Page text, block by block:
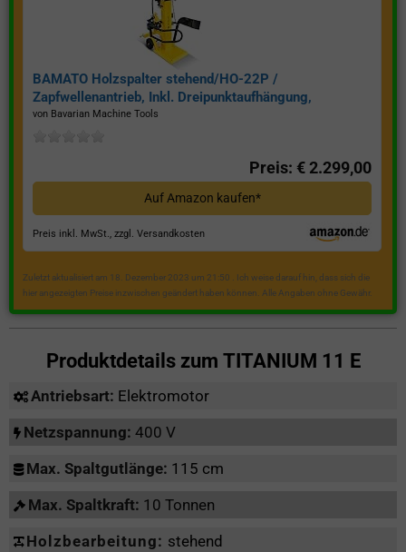
BAMATO Holzspalter stehend/HO-22P /
Zapfwellenantrieb, Inkl. Dreipunktaufhängung,
Spaltkraft 22 Tonnen*
von Bavarian Machine Tools
Preis: € 2.299,00
Auf Amazon kaufen*
Preis inkl. MwSt., zzgl. Versandkosten
Zuletzt aktualisiert am 18. Dezember 2023 um 21:50 . Ich weise darauf hin, dass sich die
hier angezeigten Preise inzwischen geändert haben können. Alle Angaben ohne Gewähr.
Produktdetails zum TITANIUM 11 E
Antriebsart: Elektromotor
Netzspannung: 400 V
Max. Spaltgutlänge: 115 cm
Max. Spaltkraft: 10 Tonnen
Holzbearbeitung: stehend